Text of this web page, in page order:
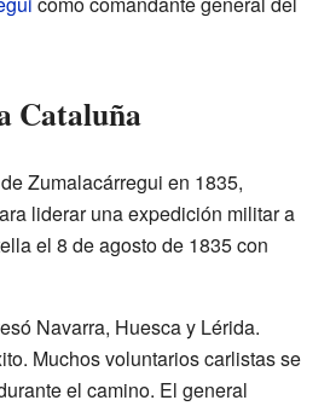
Cataluña
Zumalacárregui en 1835,
liderar una expedición militar a
el 8 de agosto de 1835 con
Navarra, Huesca y Lérida.
Muchos voluntarios carlistas se
el camino. El general